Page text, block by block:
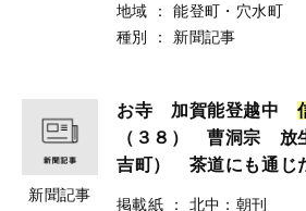
地域
：
能登町・穴水町
種別
： 新聞記事
新聞記事
お寺 加賀能登越中
（３８） 曹洞宗 放
吉町） 茶道にも通じ
掲載紙 ：
北中：朝刊